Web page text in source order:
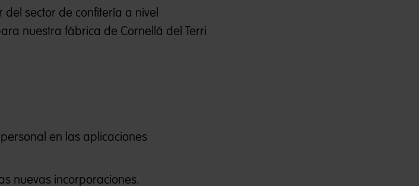
del sector de confitería a nivel
nuestra fábrica de Cornellá del Terri
en las aplicaciones
nuevas incorporaciones.